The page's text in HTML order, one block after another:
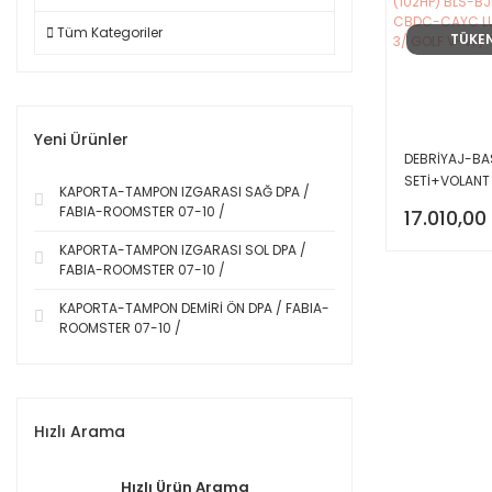
Tüm Kategoriler
Yeni Ürünler
KAPORTA-TAMPON IZGARASI SAĞ DPA /
FABIA-ROOMSTER 07-10 /
KAPORTA-TAMPON IZGARASI SOL DPA /
FABIA-ROOMSTER 07-10 /
KAPORTA-TAMPON DEMİRİ ÖN DPA / FABIA-
ROOMSTER 07-10 /
Hızlı Arama
Hızlı Ürün Arama
DEBRİYAJ-
BKC-CBDC-
17.010,00